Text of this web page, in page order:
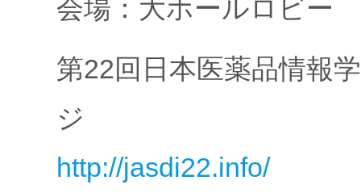
会場：大ホールロビー
第22回日本医薬品情報
ジ
http://jasdi22.info/